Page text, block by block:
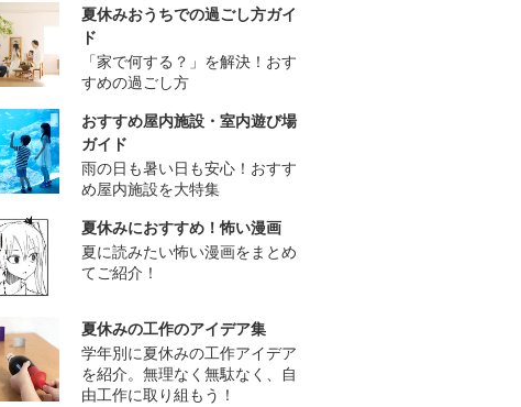
夏休みおうちでの過ごし方ガイ
ド
「家で何する？」を解決！おす
すめの過ごし方
おすすめ屋内施設・室内遊び場
ガイド
雨の日も暑い日も安心！おすす
め屋内施設を大特集
夏休みにおすすめ！怖い漫画
夏に読みたい怖い漫画をまとめ
てご紹介！
夏休みの工作のアイデア集
学年別に夏休みの工作アイデア
を紹介。無理なく無駄なく、自
由工作に取り組もう！